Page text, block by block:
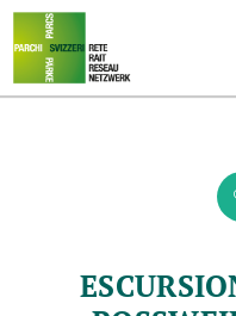
Navigazione
nella
rete
dei
Navigazione
rapida
Al contenuto principale
Alla navigazione mobile
Alla ricerca
Al piè di pagina
Alla mappa del sito